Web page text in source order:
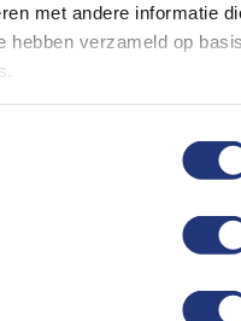
met andere informatie
hebben verzameld op
ook gewoon erg
behoorlijk de blits
komt lopen met
oranje festival